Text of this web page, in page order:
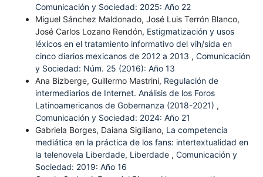
Comunicación y Sociedad: 2025: Año 22
Miguel Sánchez Maldonado, José Luis Terrón Blanco,
José Carlos Lozano Rendón, Estigmatización y usos
léxicos en el tratamiento informativo del vih/sida en
cinco diarios mexicanos de 2012 a 2013 , Comunicación
y Sociedad: Núm. 25 (2016): Año 13
Ana Bizberge, Guillermo Mastrini, Regulación de
intermediarios de Internet. Análisis de los Foros
Latinoamericanos de Gobernanza (2018-2021) ,
Comunicación y Sociedad: 2024: Año 21
Gabriela Borges, Daiana Sigiliano, La competencia
mediática en la práctica de los fans: intertextualidad en
la telenovela Liberdade, Liberdade , Comunicación y
Sociedad: 2019: Año 16